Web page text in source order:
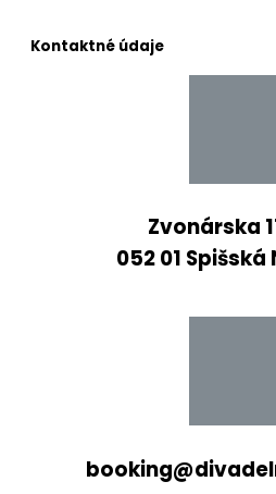
Kontaktné údaje
Zvonárska
052 01 Spišská